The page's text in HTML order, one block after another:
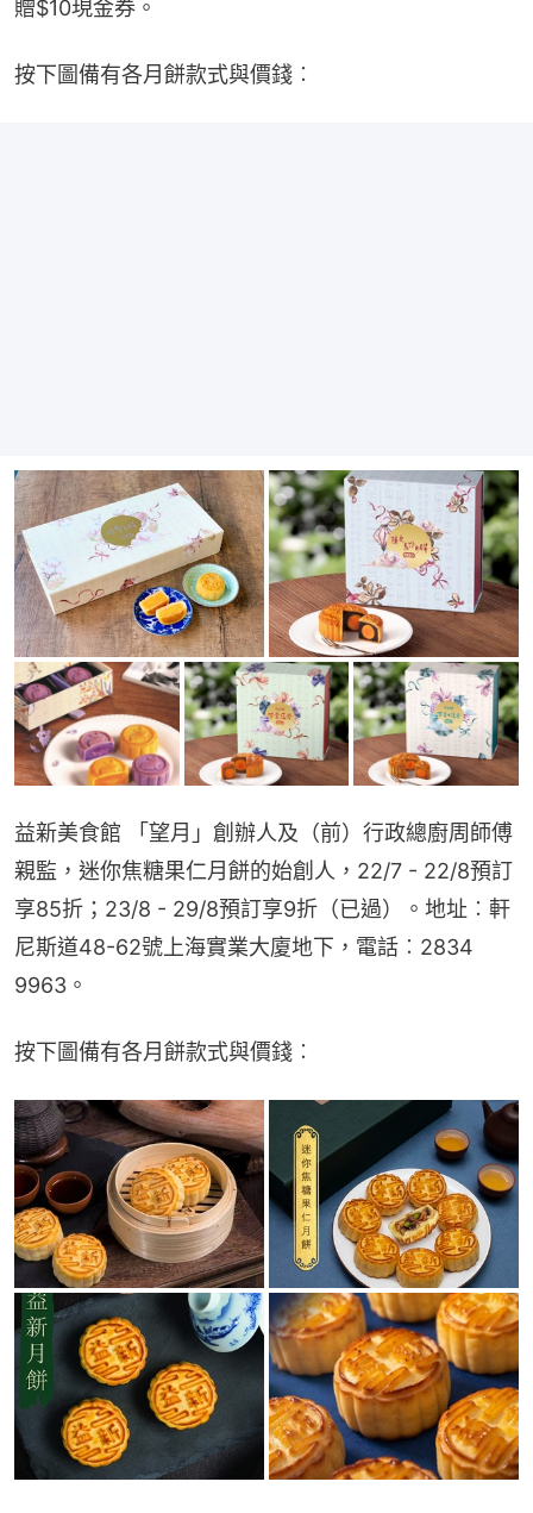
贈$10現金券。
按下圖備有各月餅款式與價錢︰
益新美食館 「望月」創辦人及（前）行政總廚周師傅
親監，迷你焦糖果仁月餅的始創人，22/7 - 22/8預訂
享85折；23/8 - 29/8預訂享9折（已過）。地址︰軒
尼斯道48-62號上海實業大廈地下，電話︰2834
9963。
按下圖備有各月餅款式與價錢︰